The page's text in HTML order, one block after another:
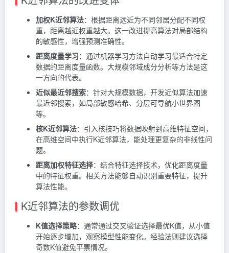
加权K近邻算法：根据距离远近为不同邻居分配不同权
重，距离越近权重越大。这一改进提高算法对局部结构
的敏感性，增强预测准确性。
距离度量学习：通过机器学习方法自动学习最适合特定
数据的距离度量函数。大规模邻域成分分析等方法是这
一方向的代表。
近似最近邻搜索：针对大规模数据，开发近似算法加速
最近邻搜索，如局部敏感哈希、分层可导航小世界图
等。
核K近邻算法：引入核技巧将数据映射到高维特征空间，
在高维空间中执行K近邻算法，能处理更复杂的非线性问
题。
距离加权特征选择：结合特征选择技术，优化距离度量
中的特征权重。相关方法能够自动识别重要特征，提升
算法性能。
K近邻算法的参数调优
K值选择策略：通常通过交叉验证选择最优K值，从小值
开始逐步增加，观察模型性能变化。经验法则建议选择
奇数K值避免平票情况。